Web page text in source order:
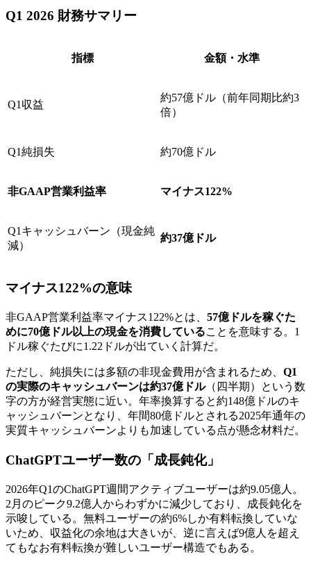
Q1 2026 財務サマリー
指標 金額・水準
Q1収益
約57億ドル（前年同期比約3
倍）
Q1純損失 約70億ドル
非GAAP営業利益率 マイナス122%
Q1キャッシュバーン（現金純
減）
約37億ドル
マイナス122%の意味
非GAAP営業利益率マイナス122%とは、 57億ドルを稼ぐた
めに70億ドル以上の現金を消費していることを意味する。1
ドル稼ぐたびに1.22ドルが出ていく計算だ。
ただし、純損失には多額の非現金費用が含まれるため、 Q1
の実際のキャッシュバーンは約37億ドル（四半期）という数
字の方が経営実態に近い。年率換算すると約148億ドルのキ
ャッシュバーンとなり、年間80億ドルとされる2025年通年の
実質キャッシュバーンよりも加速している点が懸念材料だ。
ChatGPTユーザー数の「成長鈍化」
2026年Q1のChatGPT週間アクティブユーザーは約9.05億人。
2月のピーク9.2億人からわずかに減少しており、成長鈍化を
示唆している。無料ユーザーの約6%しか有料転換していな
いため、収益化の余地は大きいが、逆に言えば9億人を超え
てもなお有料転換が難しいユーザー構造でもある。